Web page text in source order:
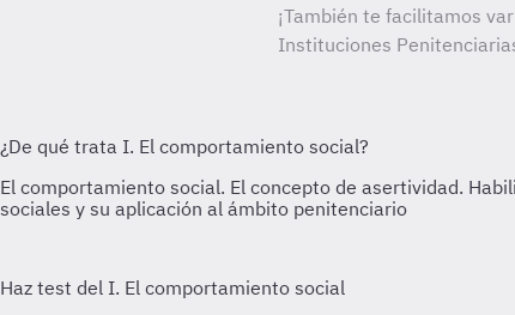
¡También te facilitamos
Instituciones